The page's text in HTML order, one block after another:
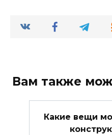
Вам также
Какие вещи